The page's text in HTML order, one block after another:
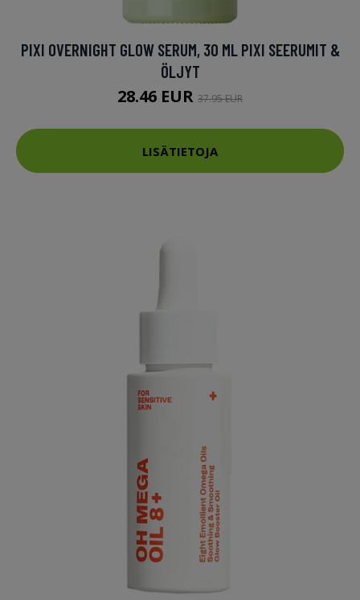
PIXI OVERNIGHT GLOW SERUM, 30 ML PIXI SEERUMIT &
ÖLJYT
28.46 EUR 37.95 EUR
LISÄTIETOJA